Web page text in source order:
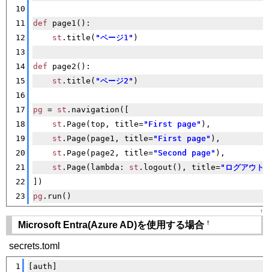
10
11
12
13
14
15
16
17
18
19
20
21
22
23
def page1():
st .title( "ページ1" )
def page2():
st .title( "ページ2" )
pg = st .navigation([
st .Page(top, title="First page" ),
st .Page(page1, title="First page" ),
st .Page(page2, title="Second page" ),
st .Page(lambda: st .logout(), title="ログアウト"
])
pg .run()
↑
Microsoft Entra(Azure AD)を使用する場合 †
secrets.toml
1
[auth]